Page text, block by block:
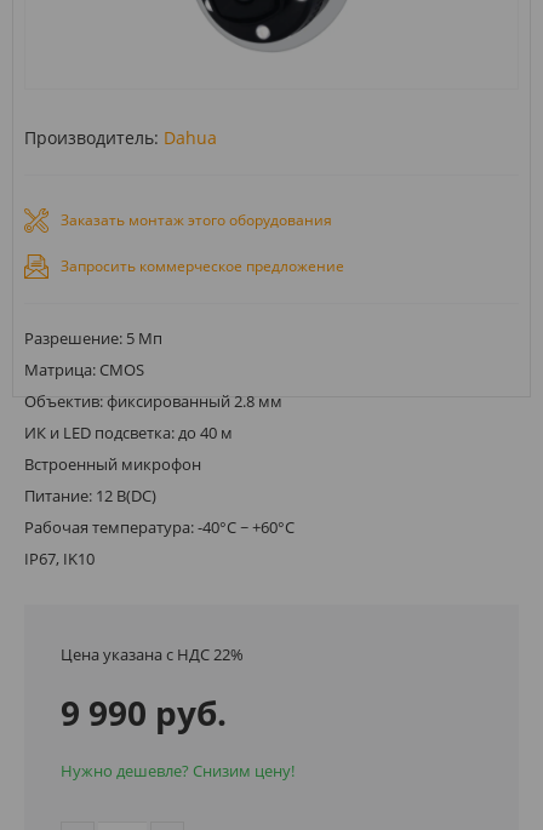
Производитель: Dahua
Заказать монтаж этого оборудования
Запросить коммерческое предложение
Разрешение: 5 Мп
Матрица: CMOS
Объектив: фиксированный 2.8 мм
ИК и LED подсветка: до 40 м
Встроенный микрофон
Питание: 12 В(DC)
Рабочая температура: -40°C ~ +60°C
IP67, IK10
Цена указана с НДС 22%
9 990 руб.
Нужно дешевле? Снизим цену!